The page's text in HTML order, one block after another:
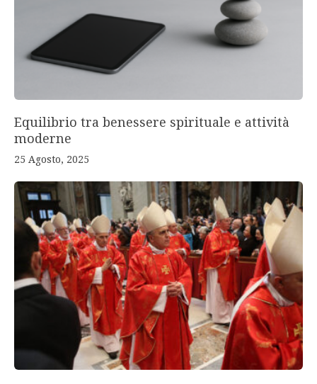
Equilibrio tra benessere spirituale e attività
moderne
25 Agosto, 2025